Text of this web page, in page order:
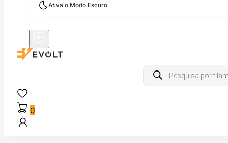
Ativa o Modo Escuro
Products
search
0